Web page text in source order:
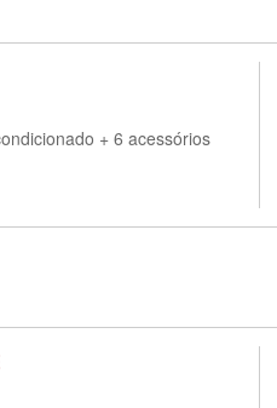
+ 6 acessórios